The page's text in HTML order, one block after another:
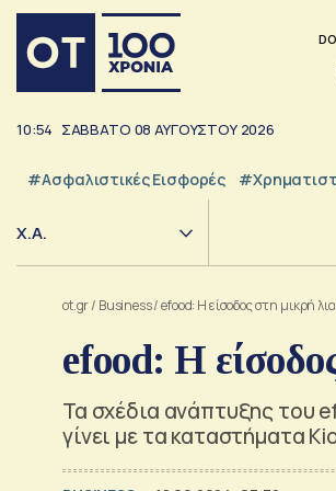
10:55 ΣΑΒΒΑΤΟ 08 ΑΥΓΟΥΣΤΟΥ 2026
#Ασφαλιστικές Εισφορές
Χ.Α.
ot.gr/ Business/efood: Η είσοδος στη μικρή
efood: Η
Τα σχέδια ανάπτυξης του
γίνει με τα καταστήματα